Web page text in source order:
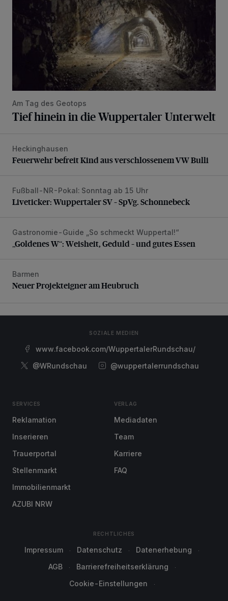
Am Tag des Geotops
Tief hinein in die Wuppertaler Unterwelt
Feuerwehr befreit Kind aus verschlossenem VW Bulli
Heckinghausen
Feuerwehr befreit Kind aus verschlossenem VW Bulli
Liveticker: Wuppertaler SV – SpVg. Schonnebeck
Fußball-NR-Pokal: Sonntag ab 15 Uhr
Liveticker: Wuppertaler SV – SpVg. Schonnebeck
„Goldenes W“: Weisheit, Geduld – und gutes Essen
Gastronomie-Guide „So schmeckt Wuppertal!“
„Goldenes W“: Weisheit, Geduld – und gutes Essen
Neuer Projekteigner am Heubruch
Barmen
Neuer Projekteigner am Heubruch
SOZIALE MEDIEN
www.facebook.com/WuppertalerRundschau/
@WRundschau
@wuppertalerrundschau
SERVICES
Reklamation
Inserieren
Trauerportal
Stellenmarkt
Immobilienmarkt
AZUBI NRW
VERLAG
Mediadaten
Team
Karriere
FAQ
RECHTLICHES
Impressum Datenschutz
Datenerhebung
AGB
Barrierefreiheitserklärung
Cookie-Einstellungen